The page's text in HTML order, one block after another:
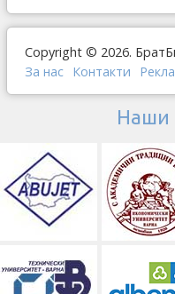
Copyright © 2026.
За нас Контакти
Наши